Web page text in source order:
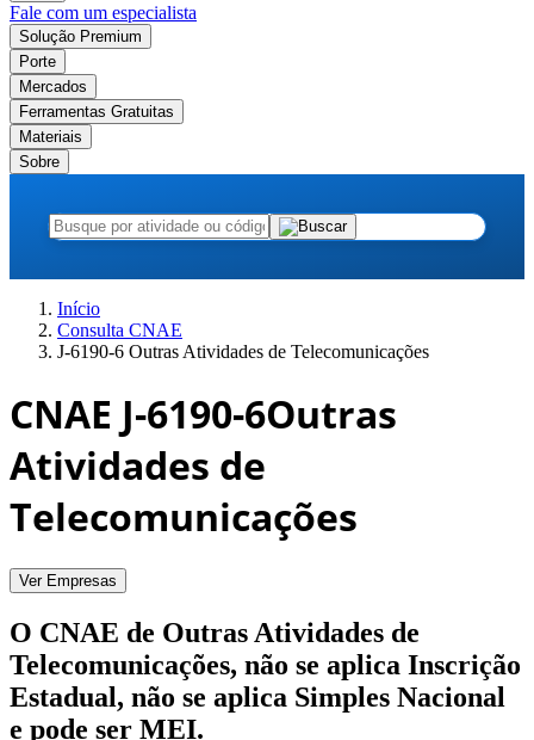
Fale com um especialista
Solução Premium
Porte
Mercados
Ferramentas Gratuitas
Materiais
Sobre
Início
Consulta CNAE
J-6190-6 Outras Atividades de Telecomunicações
CNAE J-6190-6Outras
Atividades de
Telecomunicações
Ver Empresas
O CNAE de Outras Atividades de
Telecomunicações, não se aplica Inscrição
Estadual, não se aplica Simples Nacional
e pode ser MEI.